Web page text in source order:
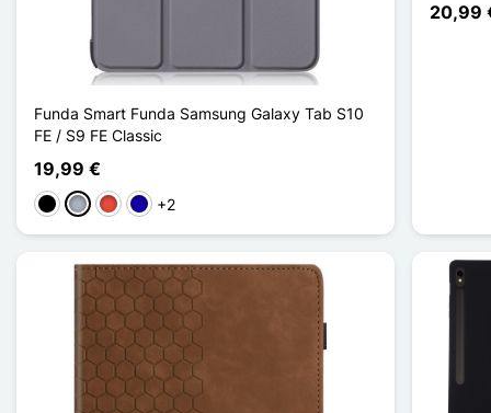
Funda Smart Funda Samsung Galaxy Tab S10
FE / S9 FE Classic
19,99 €
Negro
Gris RojoAzul oscuro
+2
20,99